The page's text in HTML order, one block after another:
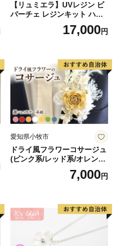
【リュミエラ】UVレジン ビ
バーチェ レジンキット ハン
ドメイド レジンクラフト ア
クセサリーキット 手作り セ
17,000円
愛知県小牧市
ドライ風フラワーコサージュ
(ピンク系/レッド系/オレンジ
系/ホワイト系/イエロー系/グ
リーン系/ブルー系）7,000円